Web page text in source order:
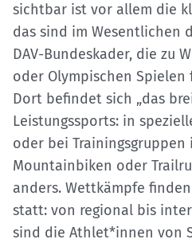
sichtbar ist vor allem die
das sind im Wesentlichen
DAV-Bundeskader, die zu
oder Olympischen
Dort befindet sich „das
Leistungssports: in
oder bei Trainingsgruppen
Mountainbiken oder
anders. Wettkämpfe
statt: von regional bis
sind die Athlet*innen von